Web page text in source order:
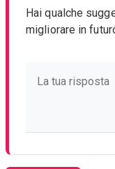
Hai qualche
migliorare in